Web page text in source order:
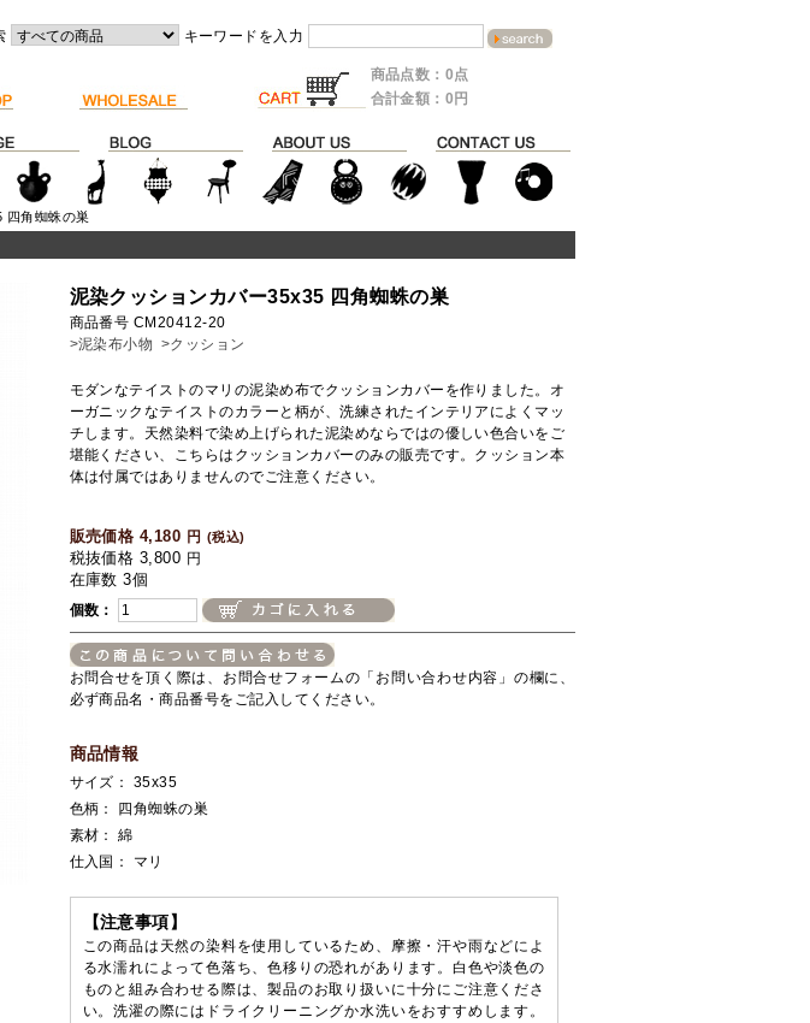
キーワードを入力
商品点数：0点
合計金額：0円
四角蜘蛛の巣
泥染クッションカバー35x35 四角蜘蛛の巣
商品番号 CM20412-20
>泥染布小物 >クッション
モダンなテイストのマリの泥染め布でクッションカバーを作りました。オ
ーガニックなテイストのカラーと柄が、洗練されたインテリアによくマッ
チします。天然染料で染め上げられた泥染めならではの優しい色合いをご
堪能ください、こちらはクッションカバーのみの販売です。クッション本
体は付属ではありませんのでご注意ください。
販売価格 4,180 円 (税込)
税抜価格 3,800 円
在庫数 3個
個数：
お問合せを頂く際は、お問合せフォームの「お問い合わせ内容」の欄に、
必ず商品名・商品番号をご記入してください。
商品情報
サイズ： 35x35
色柄： 四角蜘蛛の巣
素材： 綿
仕入国： マリ
【注意事項】
この商品は天然の染料を使用しているため、摩擦・汗や雨などによ
る水濡れによって色落ち、色移りの恐れがあります。白色や淡色の
ものと組み合わせる際は、製品のお取り扱いに十分にご注意くださ
い。洗濯の際にはドライクリーニングか水洗いをおすすめします。